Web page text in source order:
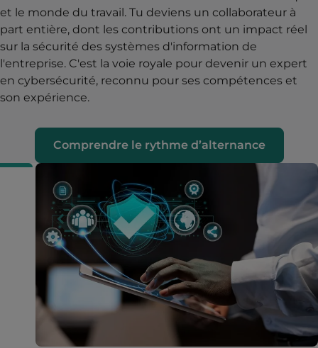
et le monde du travail. Tu deviens un collaborateur à
part entière, dont les contributions ont un impact réel
sur la sécurité des systèmes d'information de
l'entreprise. C'est la voie royale pour devenir un expert
en cybersécurité, reconnu pour ses compétences et
son expérience.
Comprendre le rythme d’alternance